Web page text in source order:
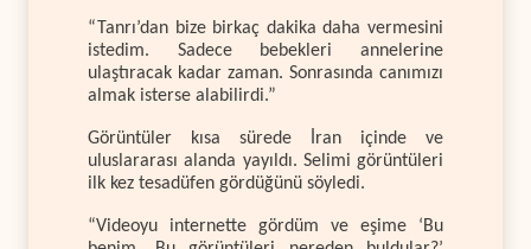
“Tanrı’dan bize birkaç dakika daha vermesini
istedim. Sadece bebekleri annelerine
ulaştıracak kadar zaman. Sonrasında canımızı
almak isterse alabilirdi.”
Görüntüler kısa sürede İran içinde ve
uluslararası alanda yayıldı. Selimi görüntüleri
ilk kez tesadüfen gördüğünü söyledi.
“Videoyu internette gördüm ve eşime ‘Bu